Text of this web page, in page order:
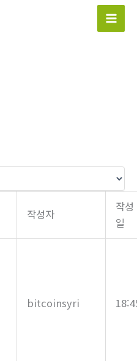
Main
작성자
작성
일
bitcoinsyri